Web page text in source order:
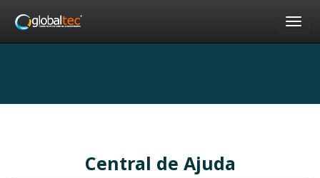
Central de Ajuda